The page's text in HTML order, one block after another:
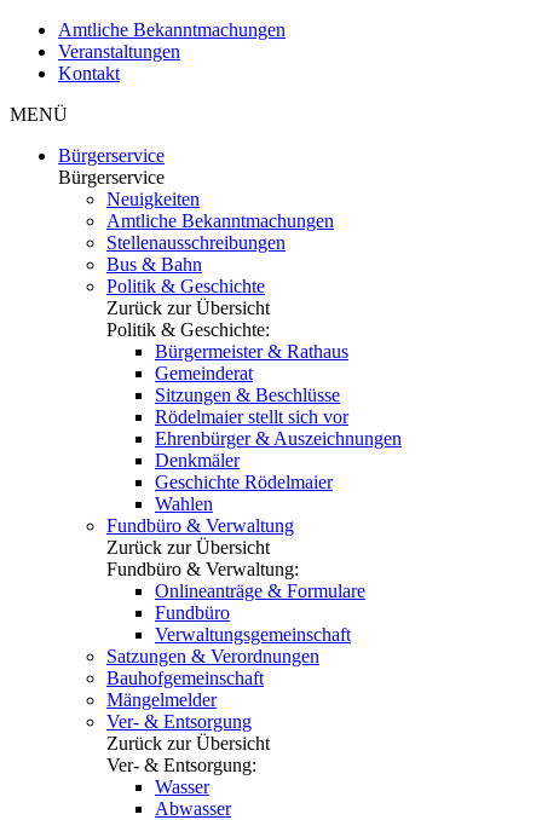
Amtliche Bekanntmachungen
Veranstaltungen
Kontakt
MENÜ
Bürgerservice
Bürgerservice
Neuigkeiten
Amtliche Bekanntmachungen
Stellenausschreibungen
Bus & Bahn
Politik & Geschichte
Zurück zur Übersicht
Politik & Geschichte:
Bürgermeister & Rathaus
Gemeinderat
Sitzungen & Beschlüsse
Rödelmaier stellt sich vor
Ehrenbürger & Auszeichnungen
Denkmäler
Geschichte Rödelmaier
Wahlen
Fundbüro & Verwaltung
Zurück zur Übersicht
Fundbüro & Verwaltung:
Onlineanträge & Formulare
Fundbüro
Verwaltungsgemeinschaft
Satzungen & Verordnungen
Bauhofgemeinschaft
Mängelmelder
Ver- & Entsorgung
Zurück zur Übersicht
Ver- & Entsorgung:
Wasser
Abwasser